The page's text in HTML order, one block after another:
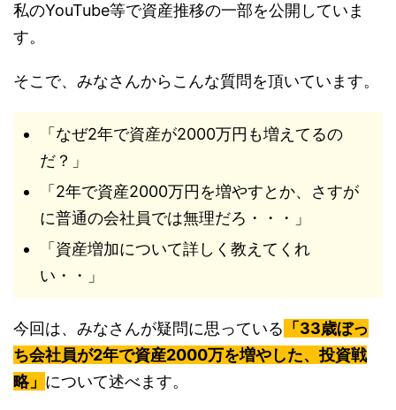
私のYouTube等で資産推移の一部を公開していま
す。
そこで、みなさんからこんな質問を頂いています。
「なぜ2年で資産が2000万円も増えてるの
だ？」
「2年で資産2000万円を増やすとか、さすが
に普通の会社員では無理だろ・・・」
「資産増加について詳しく教えてくれ
い・・」
今回は、みなさんが疑問に思っている 「33歳ぼっ
ち会社員が2年で資産2000万を増やした、投資戦
略」 について述べます。